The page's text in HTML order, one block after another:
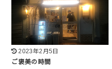
2023年2月5日
ご褒美の時間